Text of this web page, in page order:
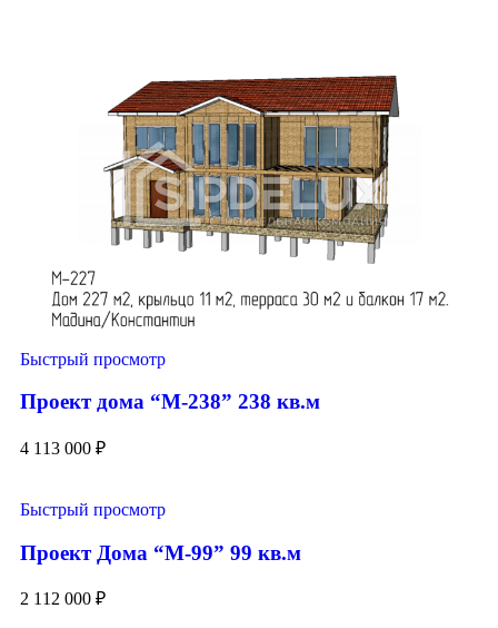
Быстрый просмотр
Проект дома “М-238” 238 кв.м
4 113 000 ₽
Быстрый просмотр
Проект Дома “М-99” 99 кв.м
2 112 000 ₽